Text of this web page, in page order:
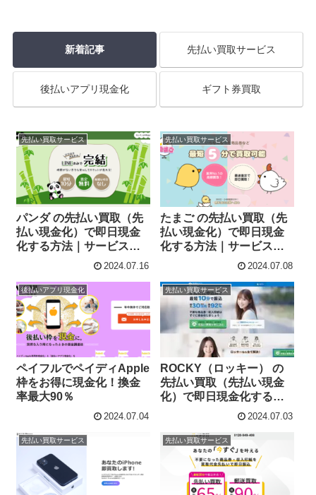
新着記事 先払い買取サービス
後払いアプリ現金化 ギフト券買取
先払い買取サービス
パンダ の先払い買取（先
払い現金化）で即日現金
化する方法｜サービス内
2024.07.16
先払い買取サービス
たまご の先払い買取（先
払い現金化）で即日現金
化する方法｜サービス内
2024.07.08
後払いアプリ現金化
ペイフルでペイディApple
枠をお得に現金化！換金
率最大90％
2024.07.04
先払い買取サービス
ROCKY（ロッキー） の
先払い買取（先払い現金
化）で即日現金化する方
法｜サービス内容・詳細
2024.07.03
先払い買取サービス 先払い買取サービス